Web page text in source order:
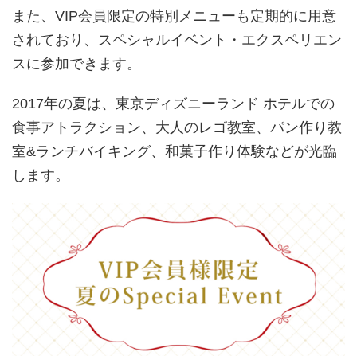
また、VIP会員限定の特別メニューも定期的に用意
されており、スペシャルイベント・エクスペリエン
スに参加できます。
2017年の夏は、東京ディズニーランド ホテルでの
食事アトラクション、大人のレゴ教室、パン作り教
室&ランチバイキング、和菓子作り体験などが光臨
します。